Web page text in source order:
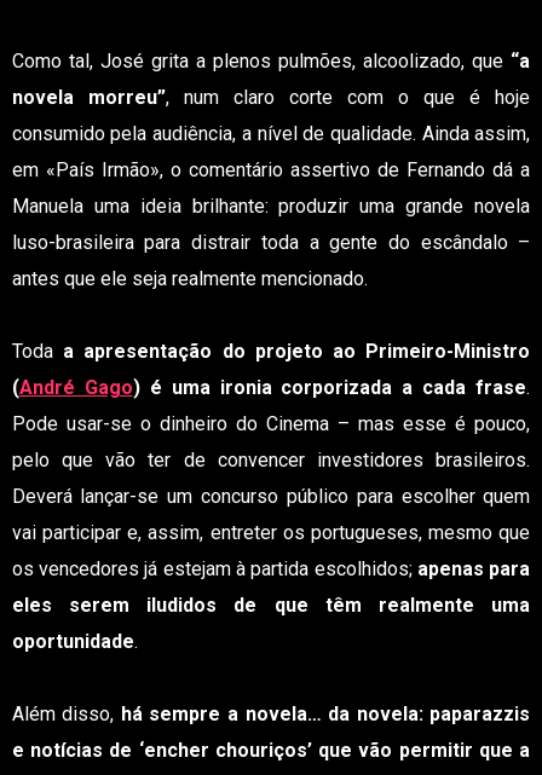
Como tal, José grita a plenos pulmões, alcoolizado, que “a
novela morreu”, num claro corte com o que é hoje
consumido pela audiência, a nível de qualidade. Ainda assim,
em «País Irmão», o comentário assertivo de Fernando dá a
Manuela uma ideia brilhante: produzir uma grande novela
luso-brasileira para distrair toda a gente do escândalo –
antes que ele seja realmente mencionado.
Todaa apresentação do projeto ao Primeiro-Ministro
(André Gago) é uma ironia corporizada a cada frase.
Pode usar-se o dinheiro do Cinema – mas esse é pouco,
pelo que vão ter de convencer investidores brasileiros.
Deverá lançar-se um concurso público para escolher quem
vai participar e, assim, entreter os portugueses, mesmo que
os vencedores já estejam à partida escolhidos; apenas para
eles serem iludidos de que têm realmente uma
oportunidade.
Além disso, há sempre a novela… da novela: paparazzis
e notícias de ‘encher chouriços’ que vão permitir que a